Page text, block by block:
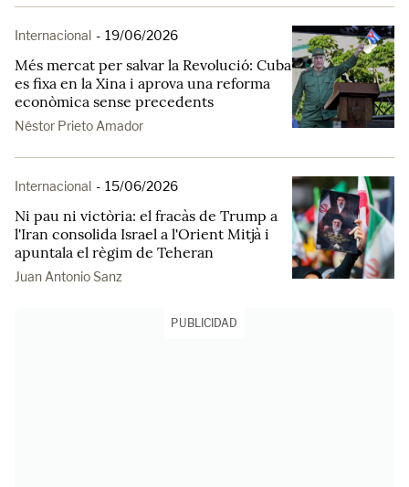
Internacional - 19/06/2026
Més mercat per salvar la Revolució: Cuba
es fixa en la Xina i aprova una reforma
econòmica sense precedents
Néstor Prieto Amador
Internacional - 15/06/2026
Ni pau ni victòria: el fracàs de Trump a
l'Iran consolida Israel a l'Orient Mitjà i
apuntala el règim de Teheran
Juan Antonio Sanz
PUBLICIDAD